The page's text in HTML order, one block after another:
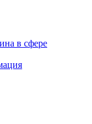
в сфере